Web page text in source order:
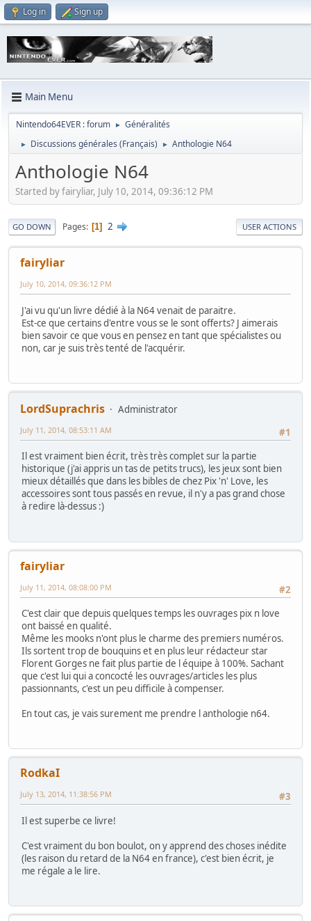
Log in Sign up
Main Menu
Nintendo64EVER : forum ► Généralités
► Discussions générales (Français) ► Anthologie N64
Anthologie N64
Started by fairyliar, July 10, 2014, 09:36:12 PM
GO DOWN Pages 1 2 USER ACTIONS
fairyliar
July 10, 2014, 09:36:12 PM
J'ai vu qu'un livre dédié à la N64 venait de paraitre.
Est-ce que certains d'entre vous se le sont offerts? J aimerais
bien savoir ce que vous en pensez en tant que spécialistes ou
non, car je suis très tenté de l'acquérir.
LordSuprachris
Administrator
#1
July 11, 2014, 08:53:11 AM
Il est vraiment bien écrit, très très complet sur la partie
historique (j'ai appris un tas de petits trucs), les jeux sont bien
mieux détaillés que dans les bibles de chez Pix 'n' Love, les
accessoires sont tous passés en revue, il n'y a pas grand chose
à redire là-dessus :)
fairyliar
#2
July 11, 2014, 08:08:00 PM
C'est clair que depuis quelques temps les ouvrages pix n love
ont baissé en qualité.
Même les mooks n'ont plus le charme des premiers numéros.
Ils sortent trop de bouquins et en plus leur rédacteur star
Florent Gorges ne fait plus partie de l équipe à 100%. Sachant
que c'est lui qui a concocté les ouvrages/articles les plus
passionnants, c'est un peu difficile à compenser.
En tout cas, je vais surement me prendre l anthologie n64.
RodkaI
#3
July 13, 2014, 11:38:56 PM
Il est superbe ce livre!
C'est vraiment du bon boulot, on y apprend des choses inédite
(les raison du retard de la N64 en france), c'est bien écrit, je
me régale a le lire.